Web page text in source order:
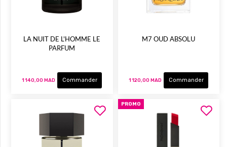
LA NUIT DE L'HOMME LE
PARFUM
1 140,00 MAD Commander
M7 OUD ABSOLU
1 120,00 MAD Commander
PROMO